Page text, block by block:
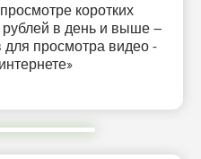
коротких
рублей в день и выше –
для просмотра видео -